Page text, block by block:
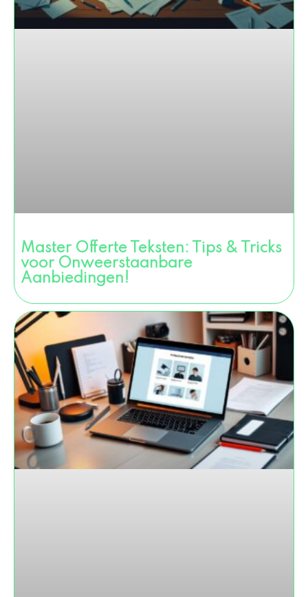
Master Offerte Teksten: Tips & Tricks
voor Onweerstaanbare
Aanbiedingen!